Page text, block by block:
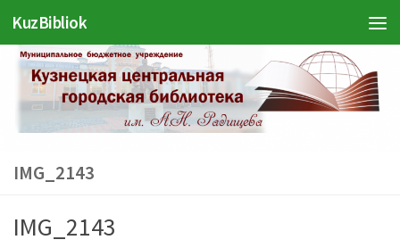
Перейти к содержимому
KuzBibliok
IMG_2143
IMG_2143